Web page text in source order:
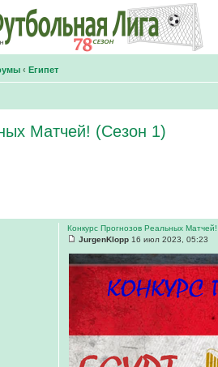
‹ Египет
Матчей! (Сезон 1)
Конкурс Прогнозов Реальных
JurgenKlopp 16 июл 2023, 05:23